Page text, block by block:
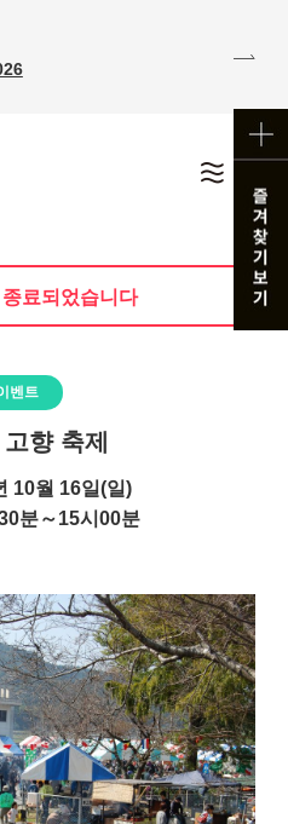
료되었습니다
벤트
향 축제
10월 16일(일)
분～15시00분